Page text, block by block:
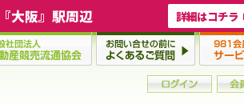
大阪』駅周辺 詳細はコチラ